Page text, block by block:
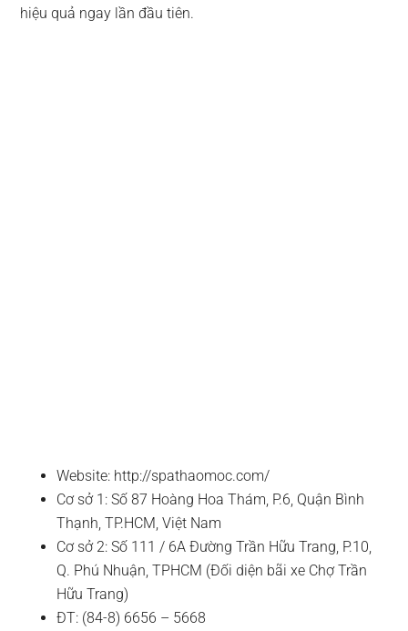
hiệu quả ngay lần đầu tiên.
Website: http://spathaomoc.com/
Cơ sở 1: Số 87 Hoàng Hoa Thám, P.6, Quận Bình
Thạnh, TP.HCM, Việt Nam
Cơ sở 2: Số 111 / 6A Đường Trần Hữu Trang, P.10,
Q. Phú Nhuận, TPHCM (Đối diện bãi xe Chợ Trần
Hữu Trang)
ĐT: (84-8) 6656 – 5668